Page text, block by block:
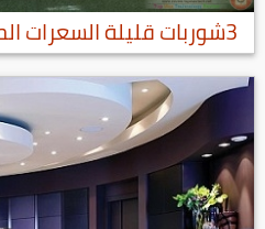
3شوربات قليلة السعرات الحرارية وسريعة التحضير